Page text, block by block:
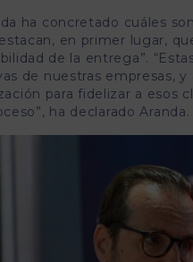
ha concretado cuáles
en primer lugar,
de la entrega”.
de nuestras empresas,
para fidelizar a esos
ha declarado Aranda.